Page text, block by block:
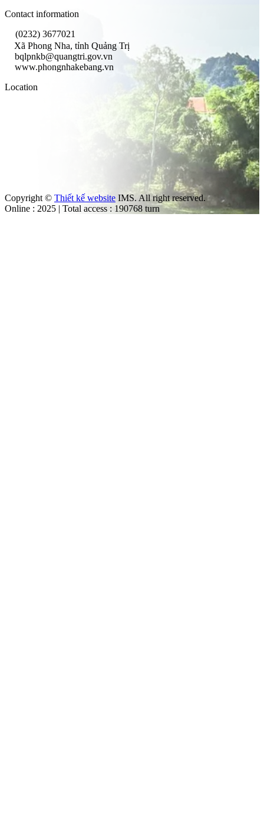
Contact information
(0232) 3677021
Xã Phong Nha, tỉnh Quảng Trị
bqlpnkb@quangtri.gov.vn
www.phongnhakebang.vn
Location
Copyright © Thiết kế website IMS. All right reserved.
Online : 2025 | Total access : 190768 turn